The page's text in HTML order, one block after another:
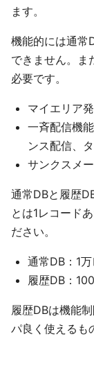
ます。
機能的には通常
できません。ま
必要です。
マイエリア
一斉配信機
ンス配信、
サンクスメ
通常DBと履歴
とは1レコード
ださい。
通常DB：1
履歴DB：
履歴DBは機能
パ良く使えるも